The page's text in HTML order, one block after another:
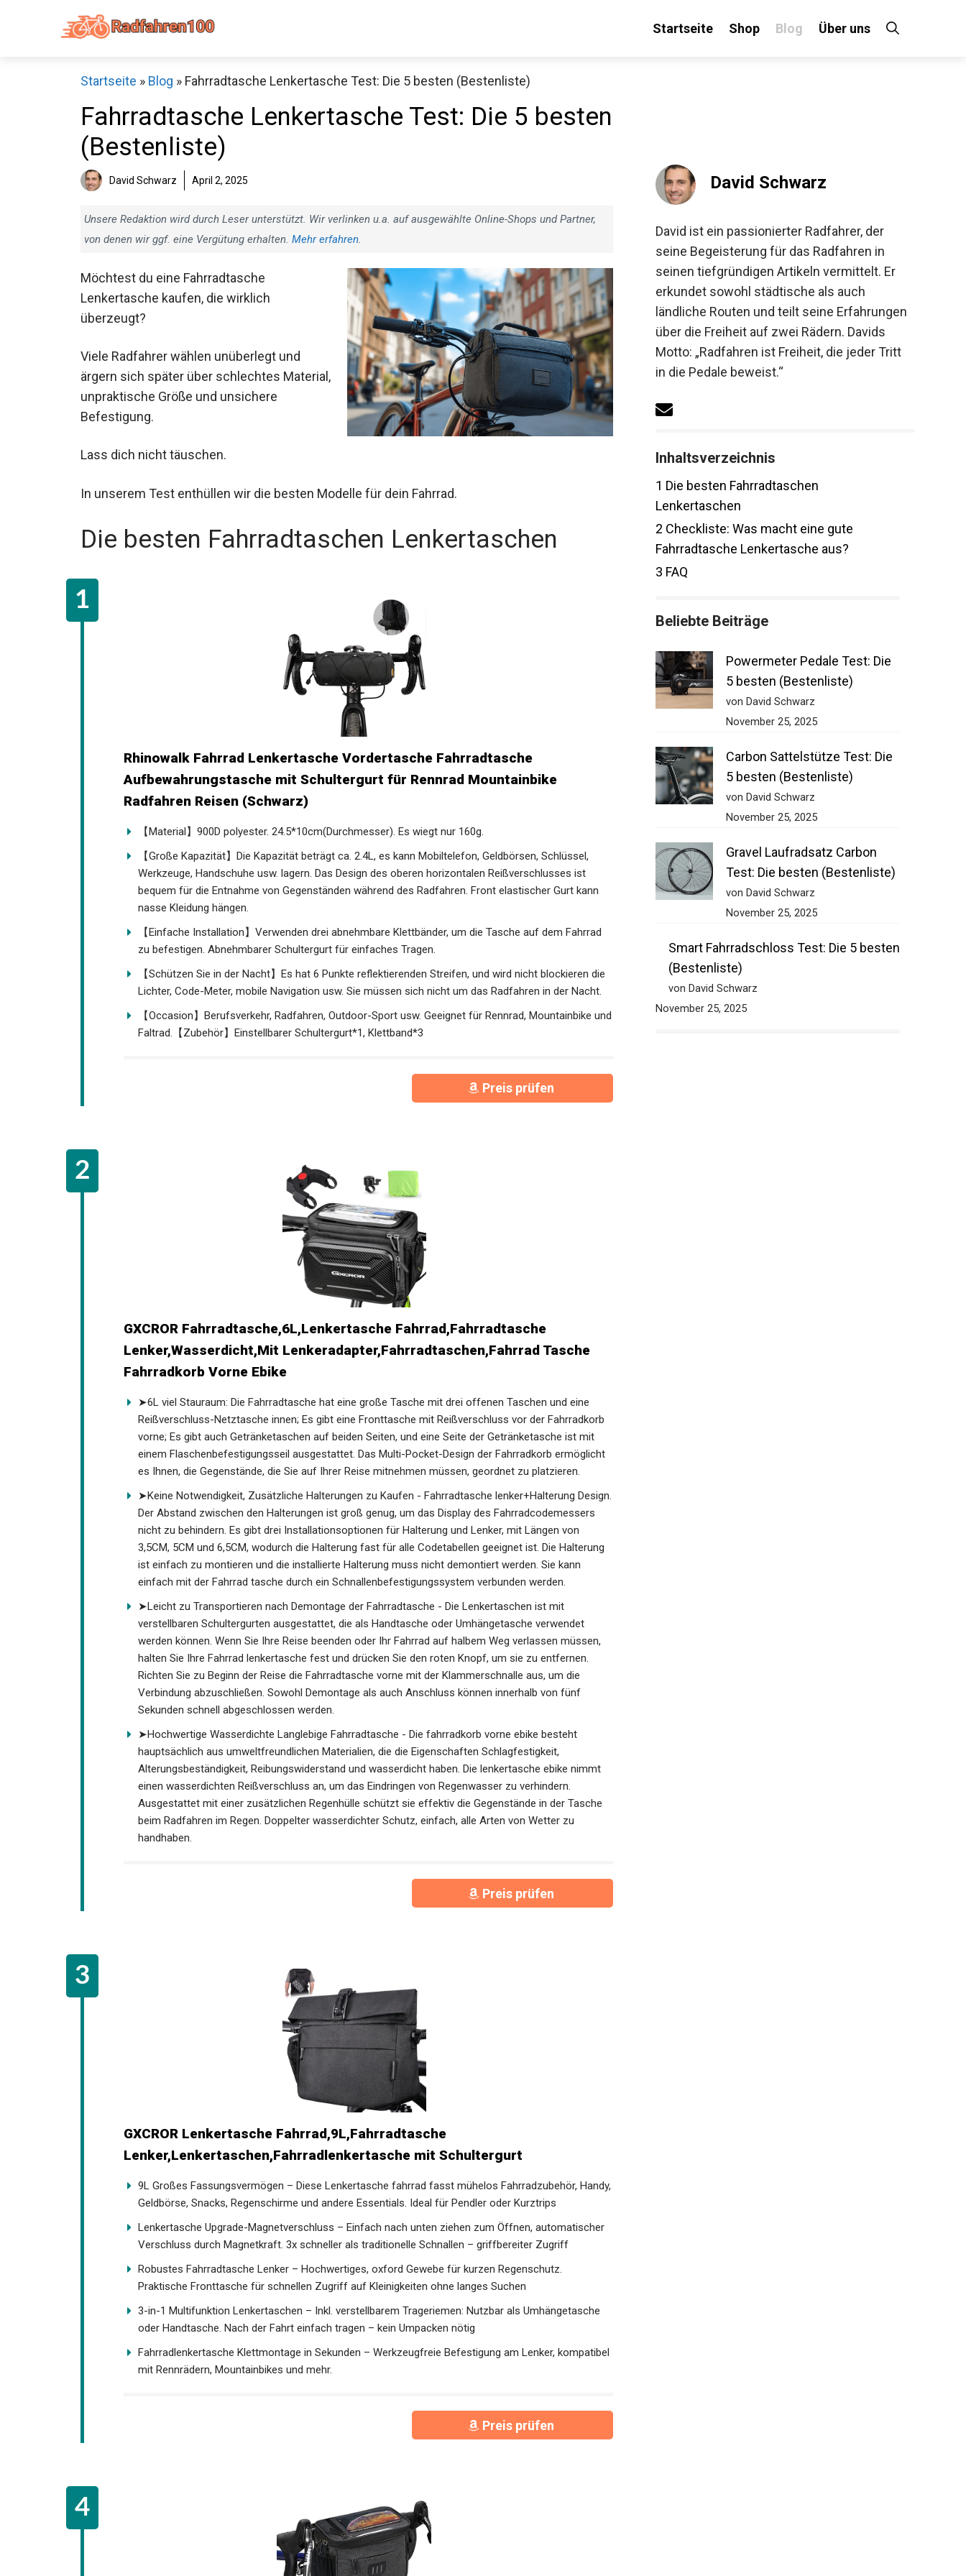
Startseite Shop Blog Über uns
Startseite » Blog » Fahrradtasche Lenkertasche Test: Die 5 besten (Bestenliste)
Fahrradtasche Lenkertasche Test: Die 5 besten
(Bestenliste)
David Schwarz April 2, 2025
Unsere Redaktion wird durch Leser unterstützt. Wir verlinken u.a. auf ausgewählte Online-Shops und Partner,
von denen wir ggf. eine Vergütung erhalten. Mehr erfahren.
Möchtest du eine Fahrradtasche
Lenkertasche kaufen, die wirklich
überzeugt?
Viele Radfahrer wählen unüberlegt und
ärgern sich später über schlechtes Material,
unpraktische Größe und unsichere
Befestigung.
Lass dich nicht täuschen.
In unserem Test enthüllen wir die besten Modelle für dein Fahrrad.
Die besten Fahrradtaschen Lenkertaschen
Rhinowalk Fahrrad Lenkertasche Vordertasche Fahrradtasche
Aufbewahrungstasche mit Schultergurt für Rennrad Mountainbike
Radfahren Reisen (Schwarz)
【Material】900D polyester. 24.5*10cm(Durchmesser). Es wiegt nur 160g.
【Große Kapazität】Die Kapazität beträgt ca. 2.4L, es kann Mobiltelefon, Geldbörsen, Schlüssel,
Werkzeuge, Handschuhe usw. lagern. Das Design des oberen horizontalen Reißverschlusses ist
bequem für die Entnahme von Gegenständen während des Radfahren. Front elastischer Gurt kann
nasse Kleidung hängen.
【Einfache Installation】Verwenden drei abnehmbare Klettbänder, um die Tasche auf dem Fahrrad
zu befestigen. Abnehmbarer Schultergurt für einfaches Tragen.
【Schützen Sie in der Nacht】Es hat 6 Punkte reflektierenden Streifen, und wird nicht blockieren die
Lichter, Code-Meter, mobile Navigation usw. Sie müssen sich nicht um das Radfahren in der Nacht.
【Occasion】Berufsverkehr, Radfahren, Outdoor-Sport usw. Geeignet für Rennrad, Mountainbike
und Faltrad.【Zubehör】Einstellbarer Schultergurt*1, Klettband*3
Preis prüfen
GXCROR Fahrradtasche,6L,Lenkertasche Fahrrad,Fahrradtasche
Lenker,Wasserdicht,Mit Lenkeradapter,Fahrradtaschen,Fahrrad Tasche
Fahrradkorb Vorne Ebike
➤6L viel Stauraum: Die Fahrradtasche hat eine große Tasche mit drei offenen Taschen und eine
Reißverschluss-Netztasche innen; Es gibt eine Fronttasche mit Reißverschluss vor der Fahrradkorb
vorne; Es gibt auch Getränketaschen auf beiden Seiten, und eine Seite der Getränketasche ist mit
einem Flaschenbefestigungsseil ausgestattet. Das Multi-Pocket-Design der Fahrradkorb ermöglicht
es Ihnen, die Gegenstände, die Sie auf Ihrer Reise mitnehmen müssen, geordnet zu platzieren.
➤Keine Notwendigkeit, Zusätzliche Halterungen zu Kaufen - Fahrradtasche lenker+Halterung
Design. Der Abstand zwischen den Halterungen ist groß genug, um das Display des
Fahrradcodemessers nicht zu behindern. Es gibt drei Installationsoptionen für Halterung und
Lenker, mit Längen von 3,5CM, 5CM und 6,5CM, wodurch die Halterung fast für alle Codetabellen
geeignet ist. Die Halterung ist einfach zu montieren und die installierte Halterung muss nicht
demontiert werden. Sie kann einfach mit der Fahrrad tasche durch ein
Schnallenbefestigungssystem verbunden werden.
➤Leicht zu Transportieren nach Demontage der Fahrradtasche - Die Lenkertaschen ist mit
verstellbaren Schultergurten ausgestattet, die als Handtasche oder Umhängetasche verwendet
werden können. Wenn Sie Ihre Reise beenden oder Ihr Fahrrad auf halbem Weg verlassen müssen,
halten Sie Ihre Fahrrad lenkertasche fest und drücken Sie den roten Knopf, um sie zu entfernen.
Richten Sie zu Beginn der Reise die Fahrradtasche vorne mit der Klammerschnalle aus, um die
Verbindung abzuschließen. Sowohl Demontage als auch Anschluss können innerhalb von fünf
Sekunden schnell abgeschlossen werden.
➤Hochwertige Wasserdichte Langlebige Fahrradtasche - Die fahrradkorb vorne ebike besteht
hauptsächlich aus umweltfreundlichen Materialien, die die Eigenschaften Schlagfestigkeit,
Alterungsbeständigkeit, Reibungswiderstand und wasserdicht haben. Die lenkertasche ebike nimmt
einen wasserdichten Reißverschluss an, um das Eindringen von Regenwasser zu verhindern.
Ausgestattet mit einer zusätzlichen Regenhülle schützt sie effektiv die Gegenstände in der Tasche
beim Radfahren im Regen. Doppelter wasserdichter Schutz, einfach, alle Arten von Wetter zu
Preis prüfen
GXCROR Lenkertasche Fahrrad,9L,Fahrradtasche
9L Großes Fassungsvermögen – Diese Lenkertasche fahrrad fasst mühelos Fahrradzubehör,
Handy, Geldbörse, Snacks, Regenschirme und andere Essentials. Ideal für Pendler oder Kurztrips
Lenkertasche Upgrade-Magnetverschluss – Einfach nach unten ziehen zum Öffnen, automatischer
Verschluss durch Magnetkraft. 3x schneller als traditionelle Schnallen – griffbereiter Zugriff
Robustes Fahrradtasche Lenker – Hochwertiges, oxford Gewebe für kurzen Regenschutz.
Praktische Fronttasche für schnellen Zugriff auf Kleinigkeiten ohne langes Suchen
3-in-1 Multifunktion Lenkertaschen – Inkl. verstellbarem Trageriemen: Nutzbar als Umhängetasche
oder Handtasche. Nach der Fahrt einfach tragen – kein Umpacken nötig
Fahrradlenkertasche Klettmontage in Sekunden – Werkzeugfreie Befestigung am Lenker,
Preis prüfen
David Schwarz
David ist ein passionierter Radfahrer, der
seine Begeisterung für das Radfahren in
seinen tiefgründigen Artikeln vermittelt. Er
erkundet sowohl städtische als auch
ländliche Routen und teilt seine
Erfahrungen über die Freiheit auf zwei
Rädern. Davids Motto: „Radfahren ist
Freiheit, die jeder Tritt in die Pedale
Inhaltsverzeichnis
Die besten Fahrradtaschen
Lenkertaschen
Checkliste: Was macht eine gute
Fahrradtasche Lenkertasche aus?
Powermeter Pedale Test: Die
5 besten (Bestenliste)
von David Schwarz
Carbon Sattelstütze Test: Die
5 besten (Bestenliste)
von David Schwarz
Gravel Laufradsatz Carbon
Test: Die besten (Bestenliste)
von David Schwarz
Smart Fahrradschloss Test: Die 5
besten (Bestenliste)
von David Schwarz
Decathlon Sale
Schaue dir jetzt die meistverkauften Produkte im Sale bei Decathlon an!
Jetzt anschauen